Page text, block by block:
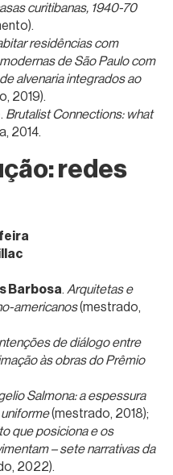
curitibanas, 1940-70
residências com
de São Paulo com
alvenaria integrados ao
2019).
. Brutalist Connections: what
2014.
redes
Barbosa. Arquitetas e
americanos(mestrado,
de diálogo entre
às obras do Prêmio
Salmona: a espessura
(mestrado, 2018);
que posiciona e os
– sete narrativas da
2022).